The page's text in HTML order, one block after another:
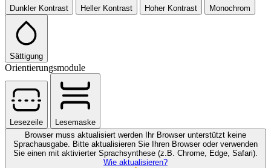
Dunkler Kontrast Heller Kontrast Hoher Kontrast Monochrom
Sättigung
Orientierungsmodule
Lesezeile
Lesemaske
Browser muss aktualisiert werden
Ihr Browser unterstützt keine
Sprachausgabe. Bitte aktualisieren Sie Ihren Browser oder verwenden
Sie einen mit aktivierter Sprachsynthese (z.B. Chrome, Edge, Safari).
Wie aktualisieren?